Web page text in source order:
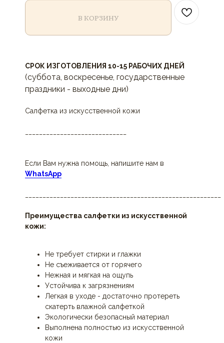
В КОРЗИНУ
СРОК ИЗГОТОВЛЕНИЯ 10-15 РАБОЧИХ ДНЕЙ
(суббота, воскресенье, государственные
праздники - выходные дни)
Салфетка из искусственной кожи
Если Вам нужна помощь, напишите нам в
WhatsApp
Преимущества салфетки из искусственной
кожи:
Не требует стирки и глажки
Не съеживается от горячего
Нежная и мягкая на ощупь
Устойчива к загрязнениям
Легкая в уходе - достаточно протереть
скатерть влажной салфеткой
Экологически безопасный материал
Выполнена полностью из искусственной
кожи